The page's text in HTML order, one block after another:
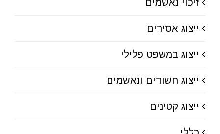
זיכוי נאשמים
ייצוג אסירים
ייצוג במשפט פלילי
ייצוג חשודים ונאשמים
ייצוג קטינים